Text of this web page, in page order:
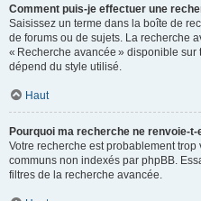
Comment puis-je effectuer une
Saisissez un terme dans la boîte de
de forums ou de sujets. La recherche
« Recherche avancée » disponible sur
dépend du style utilisé.
Haut
Pourquoi ma recherche ne renvoie-
Votre recherche est probablement
communs non indexés par phpBB.
filtres de la recherche avancée.